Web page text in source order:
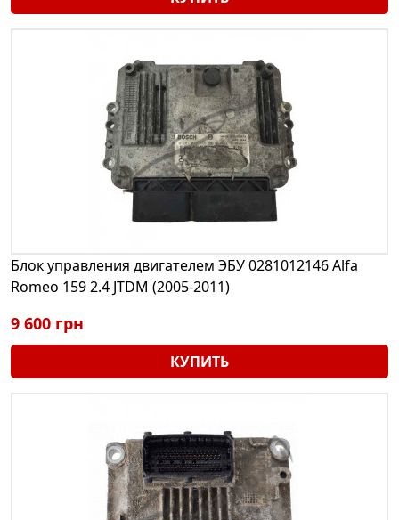
Блок управления двигателем ЭБУ 0281012146 Alfa
Romeo 159 2.4 JTDM (2005-2011)
9 600 грн
КУПИТЬ